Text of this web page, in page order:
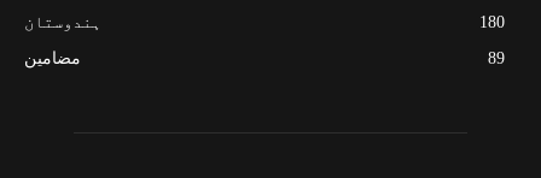
ہندوستان
180
مضامین
89